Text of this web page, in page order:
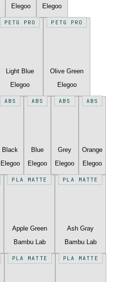
Elegoo
Elegoo
PETG PRO
Light Blue
Elegoo
PETG PRO
Olive Green
Elegoo
ABS
Black
Elegoo
ABS
Blue
Elegoo
ABS
Grey
Elegoo
ABS
Orange
Elegoo
PLA MATTE
Apple Green
Bambu Lab
PLA MATTE
Ash Gray
Bambu Lab
PLA MATTE PLA MATTE